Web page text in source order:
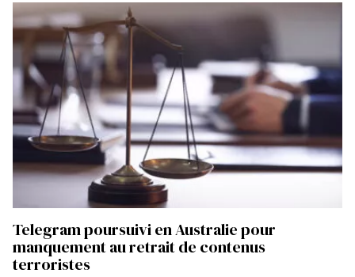
Telegram poursuivi en Australie pour
manquement au retrait de contenus
terroristes